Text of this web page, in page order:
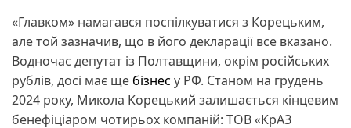
«Главком» намагався поспілкуватися з Корецьким,
але той зазначив, що в його декларації все вказано.
Водночас депутат із Полтавщини, окрім російських
рублів, досі має ще бізнес у РФ. Станом на грудень
2024 року, Микола Корецький залишається кінцевим
бенефіціаром чотирьох компаній: ТОВ «КрАЗ